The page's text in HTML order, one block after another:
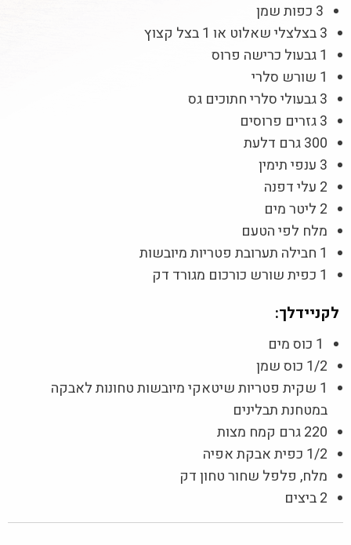
3 כפות שמן
3 בצלצלי שאלוט או 1 בצל קצוץ
1 גבעול כרישה פרוס
1 שורש סלרי
3 גבעולי סלרי חתוכים גס
3 גזרים פרוסים
300 גרם דלעת
3 ענפי תימין
2 עלי דפנה
2 ליטר מים
מלח לפי הטעם
1 חבילה תערובת פטריות מיובשות
1 כפית שורש כורכום מגורד דק
לקניידלך:
1 כוס מים
1/2 כוס שמן
1 שקית פטריות שיטאקי מיובשות טחונות לאבקה
במטחנת תבלינים
220 גרם קמח מצות
1/2 כפית אבקת אפיה
מלח, פלפל שחור טחון דק
2 ביצים